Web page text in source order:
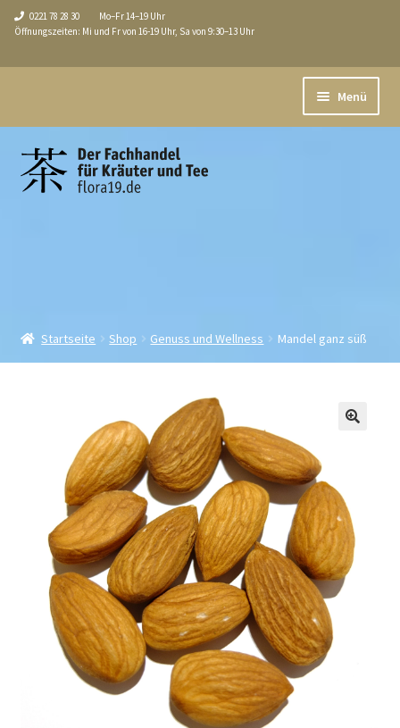
0221 78 28 30
Mo–Fr 14–19 Uhr
Öffnungszeiten: Mi und Fr von 16-19 Uhr, Sa von 9:30–13 Uhr
Menü
Shop
Führungen
Startseite Shop Genuss und Wellness Mandel ganz süß